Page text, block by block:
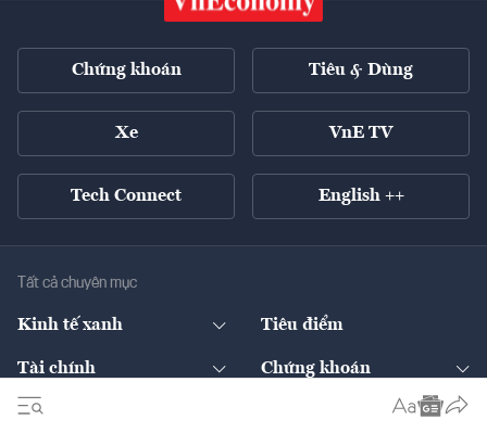
Chứng khoán Tiêu & Dùng
Xe VnE TV
Tech Connect English ++
Tất cả chuyên mục
Kinh tế xanh
Pháp lý
Tiêu điểm
Tài chính
Ngân hàng
Chứng khoán
Doanh nghiệp niêm yết
Kinh tế số